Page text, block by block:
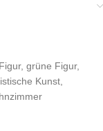
Figur, grüne Figur,
Kunst